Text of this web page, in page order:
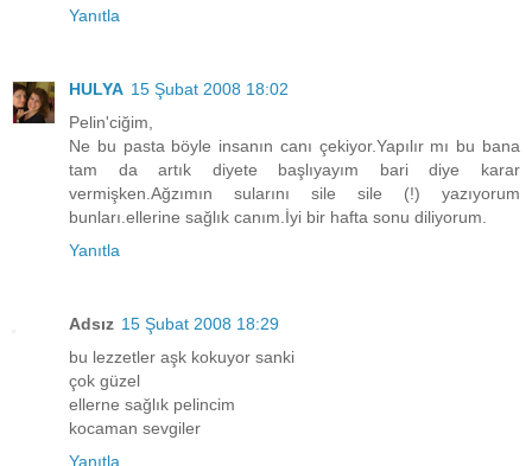
Yanıtla
HULYA 15 Şubat 2008 18:02
Pelin'ciğim,
Ne bu pasta böyle insanın canı çekiyor.Yapılır mı bu bana
tam da artık diyete başlıyayım bari diye karar
vermişken.Ağzımın sularını sile sile (!) yazıyorum
bunları.ellerine sağlık canım.İyi bir hafta sonu diliyorum.
Yanıtla
Adsız 15 Şubat 2008 18:29
bu lezzetler aşk kokuyor sanki
çok güzel
ellerne sağlık pelincim
kocaman sevgiler
Yanıtla